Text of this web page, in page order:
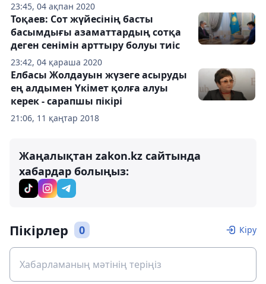
23:45, 04 ақпан 2020
23:42, 04 қараша 2020
Тоқаев: Сот жүйесінің басты
басымдығы азаматтардың сотқа
деген сенімін арттыру болуы тиіс
21:06, 11 қаңтар 2018
Елбасы Жолдауын жүзеге асыруды
ең алдымен Үкімет қолға алуы
керек - сарапшы пікірі
Жаңалықтан zakon.kz сайтында
хабардар болыңыз:
Пікірлер 0 Кіру